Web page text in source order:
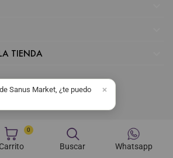
0
Carrito Buscar Whatsapp
TIENDA
Sanus Market, ¿te puedo